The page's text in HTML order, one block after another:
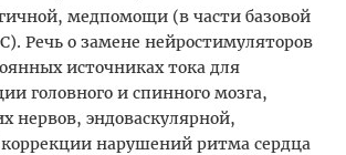
медпомощи (в части базовой
Речь о замене нейростимуляторов
источниках тока для
головного и спинного мозга,
нервов, эндоваскулярной,
коррекции нарушений ритма сердца